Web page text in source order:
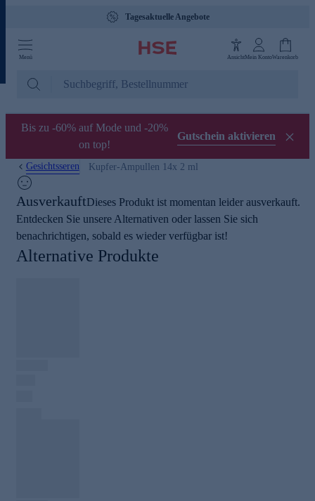
Tagesaktuelle Angebote
Menü AnsichtMein KontoWarenkorb
Bis zu -60% auf Mode und -20%
on top!
Gutschein aktivieren
Gesichtsseren Kupfer-Ampullen 14x 2 ml
AusverkauftDieses Produkt ist momentan leider ausverkauft.
Entdecken Sie unsere Alternativen oder lassen Sie sich
benachrichtigen, sobald es wieder verfügbar ist!
Alternative Produkte